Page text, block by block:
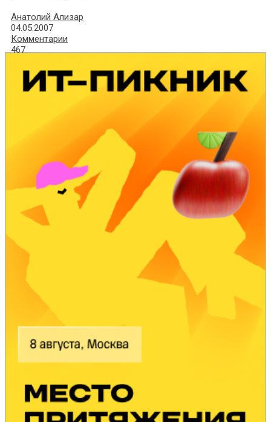
Анатолий Ализар
04.05.2007
Комментарии
467